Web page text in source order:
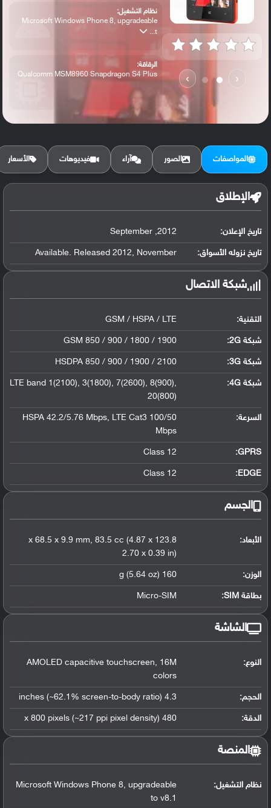
‹
›
نظام التشغيل:
Microsoft Windows Phone 8, upgradeable
t...
الرقاقة:
Qualcomm MSM8960 Snapdragon S4 Plus
الرام / التخزين:
المواصفات الصور آراء فيديوهات الأسعار
الإطلاق
تاريخ الإعلان: 2012, September
تاريخ نزوله الأسواق: Available. Released 2012, November
شبكة الاتصال
التقنية: GSM / HSPA / LTE
شبكة 2G: GSM 850 / 900 / 1800 / 1900
شبكة 3G :
HSDPA 850 / 900 / 1900 / 2100
شبكة 4G :
LTE band 1(2100), 3(1800), 7(2600), 8(900),
20(800)
السرعة:
HSPA 42.2/5.76 Mbps, LTE Cat3 100/50
Mbps
GPRS:
Class 12
EDGE:
Class 12
الجسم
الأبعاد:
123.8 x 68.5 x 9.9 mm, 83.5 cc (4.87 x
2.70 x 0.39 in)
الوزن: 160 g (5.64 oz)
بطاقة SIM: Micro-SIM
الشاشة
النوع:
AMOLED capacitive touchscreen, 16M
colors
الحجم: 4.3 inches (~62.1% screen-to-body ratio)
الدقة: 480 x 800 pixels (~217 ppi pixel density)
المنصة
نظام التشغيل:
Microsoft Windows Phone 8, upgradeable
to v8.1